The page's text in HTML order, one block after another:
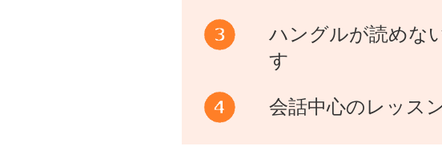
ハングルが読めな
す
会話中心のレッス